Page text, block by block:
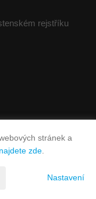
rejstříku
MAKLÉŘE
stránek a
najdete zde
Nastavení